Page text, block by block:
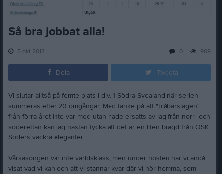
Så bra jobbat alla!
5 okt 2013 909
0
Dela Tweeta
Vi slutar alltså på femte plats i div. 1 Södra Svealand när serien
summeras efter 20 omgångar. Med tanke på att "blåbärslagen"
från förra året inte var med utan hade ersatts av lag från norr- och
söderettan kan jag nästan tycka att det är en liten bragd från ÖSK
Söders vackra eleganter.
Vårsäsongen var inte världsklass, men under hösten har vi ändå
visat vad vi kan och att vi stannar kvar där vi hör hemma, som